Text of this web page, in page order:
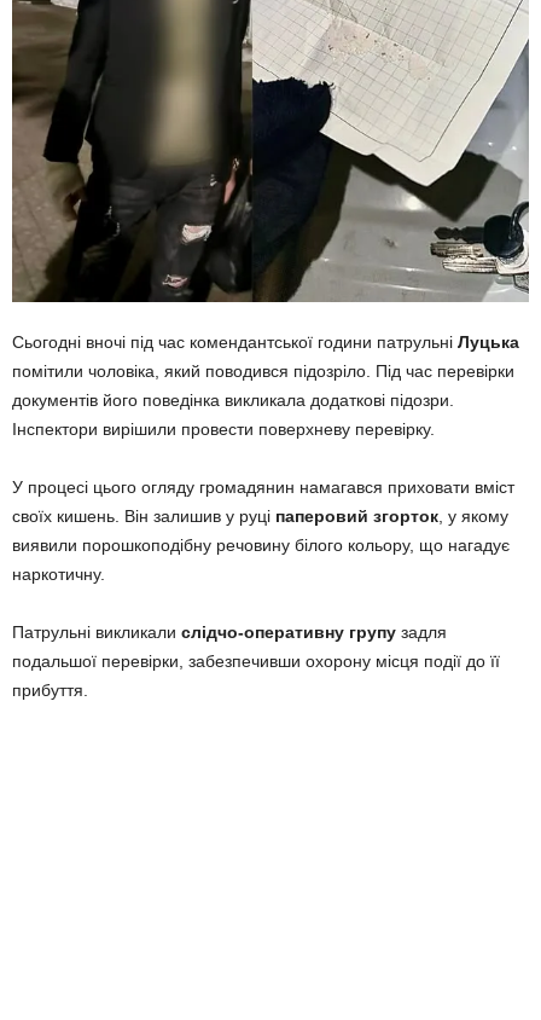
Сьогодні вночі під час комендантської години патрульні Луцька
помітили чоловіка, який поводився підозріло. Під час перевірки
документів його поведінка викликала додаткові підозри.
Інспектори вирішили провести поверхневу перевірку.
У процесі цього огляду громадянин намагався приховати вміст
своїх кишень. Він залишив у руці паперовий згорток , у якому
виявили порошкоподібну речовину білого кольору, що нагадує
наркотичну.
Патрульні викликали слідчо-оперативну групу задля
подальшої перевірки, забезпечивши охорону місця події до її
прибуття.